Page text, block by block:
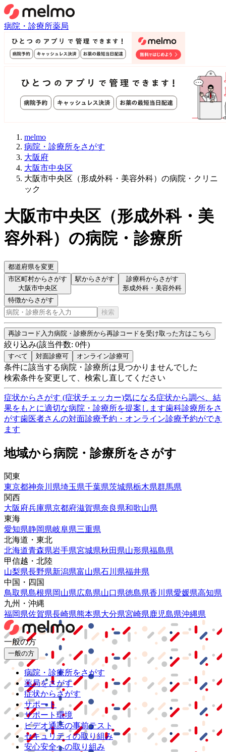
病院・診療所薬局
melmo
病院・診療所をさがす
大阪府
大阪市中央区
大阪市中央区（形成外科・美容外科）の病院・クリニ
ック
大阪市中央区 （形成外科・美
容外科） の病院・診療所
都道府県を変更
市区町村からさがす
大阪市中央区
駅からさがす
診療科からさがす
形成外科・美容外科
特徴からさがす
検索
再診コード入力病院・診療所から再診コードを受け取った方はこちら
絞り込み(該当件数: 0件)
すべて 対面診療可 オンライン診療可
条件に該当する病院・診療所は見つかりませんでした
検索条件を変更して、検索し直してください
症状からさがす (症状チェッカー)気になる症状から調べ、結
果をもとに適切な病院・診療所を提案します歯科診療所をさ
がす歯医者さんの対面診療予約・オンライン診療予約ができ
ます
地域から病院・診療所をさがす
関東
東京都神奈川県埼玉県千葉県茨城県栃木県群馬県
関西
大阪府兵庫県京都府滋賀県奈良県和歌山県
東海
愛知県静岡県岐阜県三重県
北海道・東北
北海道青森県岩手県宮城県秋田県山形県福島県
甲信越・北陸
山梨県長野県新潟県富山県石川県福井県
中国・四国
鳥取県島根県岡山県広島県山口県徳島県香川県愛媛県高知県
九州・沖縄
福岡県佐賀県長崎県熊本県大分県宮崎県鹿児島県沖縄県
一般の方
一般の方
病院・診療所をさがす
薬局をさがす
症状からさがす
サポート
サポート環境
ビデオ通話の事前テスト
セキュリティの取り組み
安心安全への取り組み